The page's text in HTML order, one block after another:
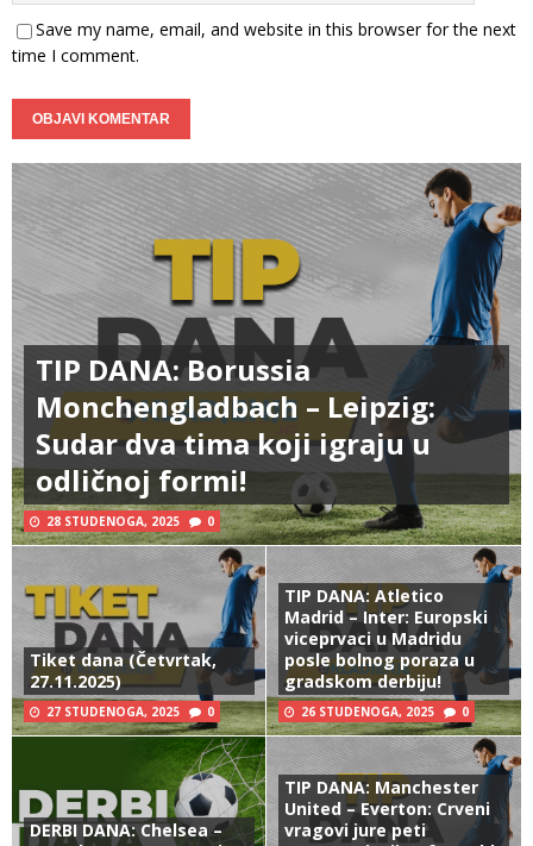
Save my name, email, and website in this browser for the next
time I comment.
TIP DANA: Borussia
Monchengladbach – Leipzig:
Sudar dva tima koji igraju u
odličnoj formi!
28 STUDENOGA, 2025 0
Tiket dana (Četvrtak,
27.11.2025)
27 STUDENOGA, 2025 0
TIP DANA: Atletico
Madrid – Inter: Europski
viceprvaci u Madridu
posle bolnog poraza u
gradskom derbiju!
26 STUDENOGA, 2025 0
DERBI DANA: Chelsea –
TIP DANA: Manchester
United – Everton: Crveni
vragovi jure peti